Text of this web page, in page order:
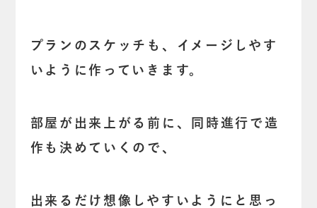
プランのスケッチも、イメージしやす
いように作っていきます。
部屋が出来上がる前に、同時進行で造
作も決めていくので、
出来るだけ想像しやすいようにと思っ